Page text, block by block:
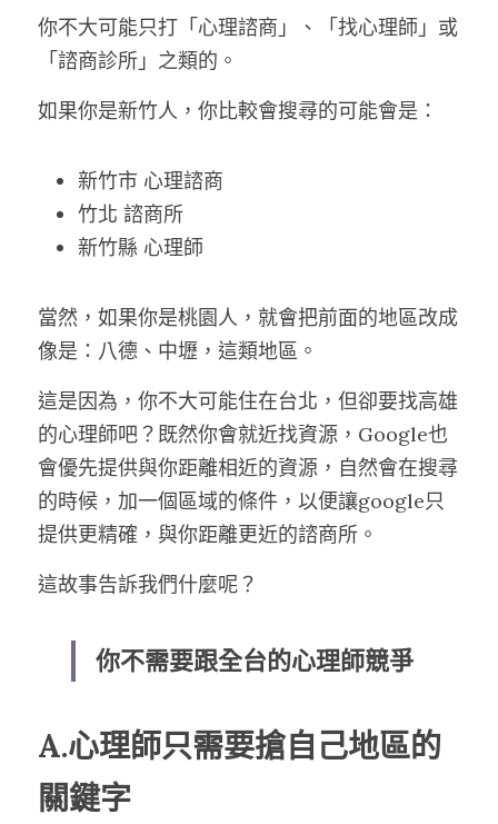
你不大可能只打「心理諮商」、「找心理師」或
「諮商診所」之類的。
如果你是新竹人，你比較會搜尋的可能會是：
新竹市 心理諮商
竹北 諮商所
新竹縣 心理師
當然，如果你是桃園人，就會把前面的地區改成
像是：八德、中壢，這類地區。
這是因為，你不大可能住在台北，但卻要找高雄
的心理師吧？既然你會就近找資源，Google也
會優先提供與你距離相近的資源，自然會在搜尋
的時候，加一個區域的條件，以便讓google只
提供更精確，與你距離更近的諮商所。
這故事告訴我們什麼呢？
你不需要跟全台的心理師競爭
A.心理師只需要搶自己地區的
關鍵字